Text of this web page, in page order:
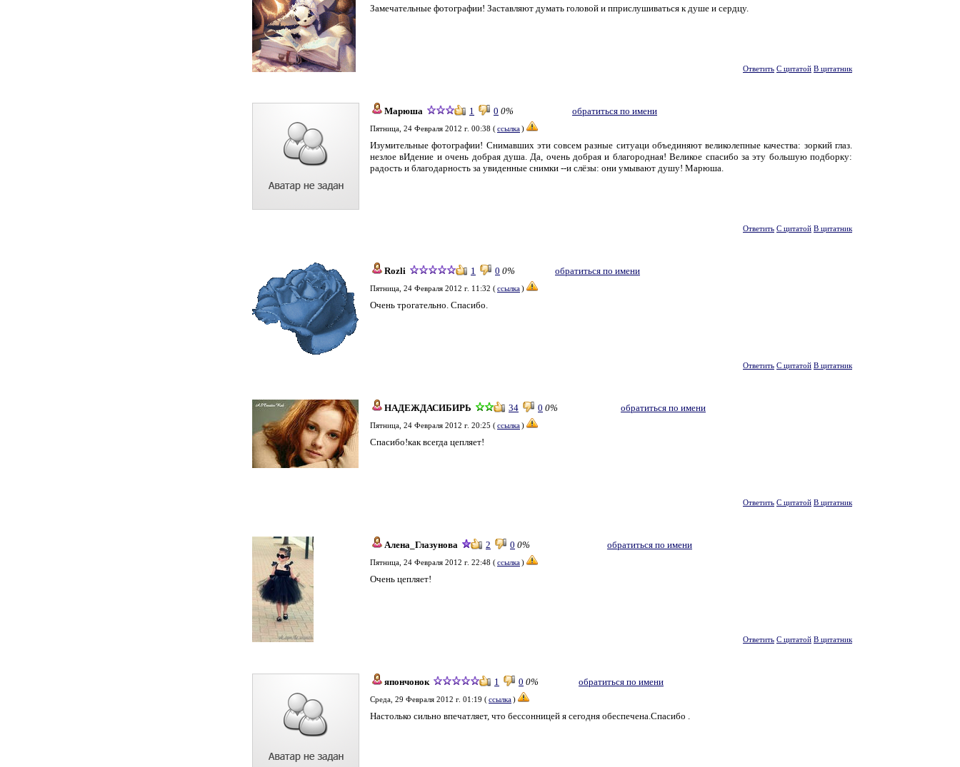
Замечательные фотографии! Заставляют думать головой и пприслушиваться к душе и сердцу.
Ответить С цитатой В цитатник
Марюша 1 0 0% обратиться по имени
Пятница, 24 Февраля 2012 г. 00:38 (ссылка)
Изумительные фотографии! Снимавших эти совсем разные ситуаци объединяют великолепные качества: зоркий глаз.
незлое вИдение и очень добрая душа. Да, очень добрая и благородная! Великое спасибо за эту большую подборку:
радость и благодарность за увиденные снимки --и слёзы: они умывают душу! Марюша.
Ответить С цитатой В цитатник
Rozli 1 0 0% обратиться по имени
Пятница, 24 Февраля 2012 г. 11:32 (ссылка)
Очень трогательно. Спасибо.
Ответить С цитатой В цитатник
НАДЕЖДАСИБИРЬ 34 0 0% обратиться по имени
Пятница, 24 Февраля 2012 г. 20:25 (ссылка)
Спасибо!как всегда цепляет!
Ответить С цитатой В цитатник
Алена_Глазунова 2 0 0% обратиться по имени
Пятница, 24 Февраля 2012 г. 22:48 (ссылка)
Очень цепляет!
Ответить С цитатой В цитатник
япончонок 1 0 0% обратиться по имени
Среда, 29 Февраля 2012 г. 01:19 (ссылка)
Настолько сильно впечатляет, что бессонницей я сегодня обеспечена.Спасибо .